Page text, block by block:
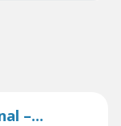
–...